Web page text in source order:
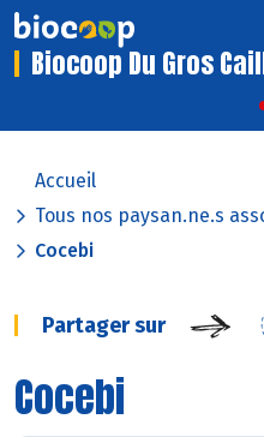
Biocoop Du Gros
Accueil
Tous nos paysan.ne.s
Cocebi
Partager sur
Cocebi